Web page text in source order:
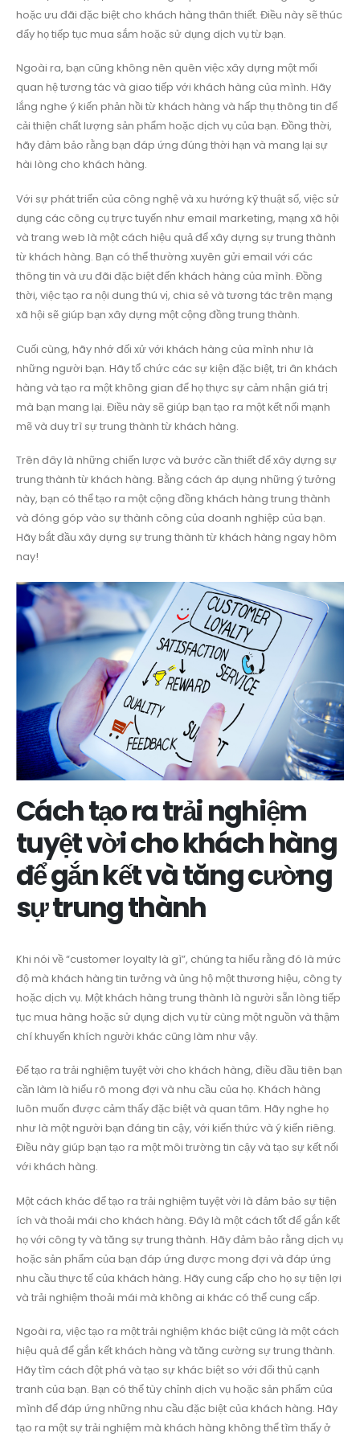
hoặc ưu đãi đặc biệt cho khách hàng thân thiết. Điều này sẽ thúc
đẩy họ tiếp tục mua sắm hoặc sử dụng dịch vụ từ bạn.
Ngoài ra, bạn cũng không nên quên việc xây dựng một mối
quan hệ tương tác và giao tiếp với khách hàng của mình. Hãy
lắng nghe ý kiến phản hồi từ khách hàng và hấp thụ thông tin để
cải thiện chất lượng sản phẩm hoặc dịch vụ của bạn. Đồng thời,
hãy đảm bảo rằng bạn đáp ứng đúng thời hạn và mang lại sự
hài lòng cho khách hàng.
Với sự phát triển của công nghệ và xu hướng kỹ thuật số, việc sử
dụng các công cụ trực tuyến như email marketing, mạng xã hội
và trang web là một cách hiệu quả để xây dựng sự trung thành
từ khách hàng. Bạn có thể thường xuyên gửi email với các
thông tin và ưu đãi đặc biệt đến khách hàng của mình. Đồng
thời, việc tạo ra nội dung thú vị, chia sẻ và tương tác trên mạng
xã hội sẽ giúp bạn xây dựng một cộng đồng trung thành.
Cuối cùng, hãy nhớ đối xử với khách hàng của mình như là
những người bạn. Hãy tổ chức các sự kiện đặc biệt, tri ân khách
hàng và tạo ra một không gian để họ thực sự cảm nhận giá trị
mà bạn mang lại. Điều này sẽ giúp bạn tạo ra một kết nối mạnh
mẽ và duy trì sự trung thành từ khách hàng.
Trên đây là những chiến lược và bước cần thiết để xây dựng sự
trung thành từ khách hàng. Bằng cách áp dụng những ý tưởng
này, bạn có thể tạo ra một cộng đồng khách hàng trung thành
và đóng góp vào sự thành công của doanh nghiệp của bạn.
Hãy bắt đầu xây dựng sự trung thành từ khách hàng ngay hôm
nay!
Cách tạo ra trải nghiệm
tuyệt vời cho khách hàng
để gắn kết và tăng cường
sự trung thành
Khi nói về “customer loyalty là gì”, chúng ta hiểu rằng đó là mức
độ mà khách hàng tin tưởng và ủng hộ một thương hiệu, công ty
hoặc dịch vụ. Một khách hàng trung thành là người sẵn lòng tiếp
tục mua hàng hoặc sử dụng dịch vụ từ cùng một nguồn và thậm
chí khuyến khích người khác cũng làm như vậy.
Để tạo ra trải nghiệm tuyệt vời cho khách hàng, điều đầu tiên bạn
cần làm là hiểu rõ mong đợi và nhu cầu của họ. Khách hàng
luôn muốn được cảm thấy đặc biệt và quan tâm. Hãy nghe họ
như là một người bạn đáng tin cậy, với kiến thức và ý kiến riêng.
Điều này giúp bạn tạo ra một môi trường tin cậy và tạo sự kết nối
với khách hàng.
Một cách khác để tạo ra trải nghiệm tuyệt vời là đảm bảo sự tiện
ích và thoải mái cho khách hàng. Đây là một cách tốt để gắn kết
họ với công ty và tăng sự trung thành. Hãy đảm bảo rằng dịch vụ
hoặc sản phẩm của bạn đáp ứng được mong đợi và đáp ứng
nhu cầu thực tế của khách hàng. Hãy cung cấp cho họ sự tiện lợi
và trải nghiệm thoải mái mà không ai khác có thể cung cấp.
Ngoài ra, việc tạo ra một trải nghiệm khác biệt cũng là một cách
hiệu quả để gắn kết khách hàng và tăng cường sự trung thành.
Hãy tìm cách đột phá và tạo sự khác biệt so với đối thủ cạnh
tranh của bạn. Bạn có thể tùy chỉnh dịch vụ hoặc sản phẩm của
mình để đáp ứng những nhu cầu đặc biệt của khách hàng. Hãy
tạo ra một sự trải nghiệm mà khách hàng không thể tìm thấy ở